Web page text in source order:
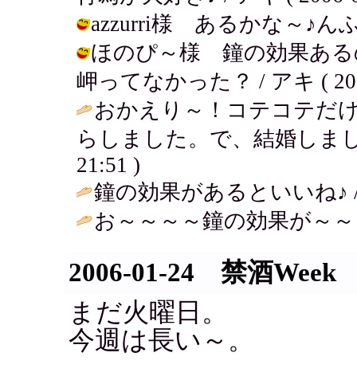
azzurri様 あるかな～♪ん
ほのぴ～様 鐘の効果ある
岬ってなかった？ / アキ (
おかえり～！コテコテだ
らしました。で、結婚しま
21:51 )
鐘の効果があるといいね
お～～～～鐘の効果が～
2006-01-24 禁酒Week
まだ火曜日。
今週は長い～。